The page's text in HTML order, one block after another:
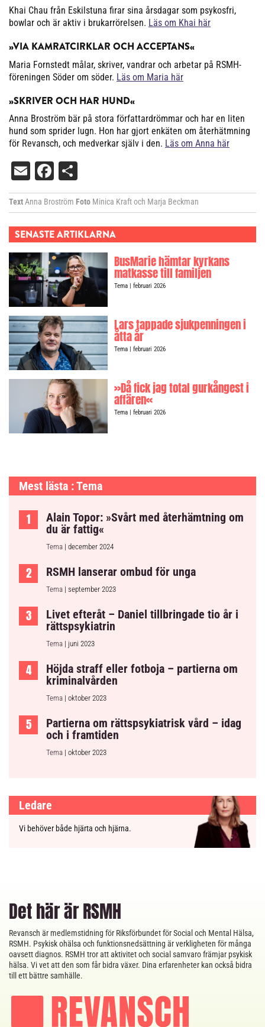
Khai Chau från Eskilstuna firar sina årsdagar som psykosfri,
bowlar och är aktiv i brukarrörelsen. Läs om Khai här
»VIA KAMRATCIRKLAR OCH ACCEPTANS«
Maria Fornstedt målar, skriver, vandrar och arbetar på RSMH-
föreningen Söder om söder. Läs om Maria här
»SKRIVER OCH HAR HUND«
Anna Broström bär på stora författardrömmar och har en liten
hund som sprider lugn. Hon har gjort enkäten om återhätmning
för Revansch, och medverkar själv i den. Läs om Anna här
EmailFacebook
TextAnna Broström Foto Minica Kraft och Marja Beckman
SENASTE ARTIKLARNA
BusMarie hämtar kyrkans
matkasse till familjen
Tema| februari 2026
Lars tappade sjukpenningen i
åtta år
Tema| februari 2026
»Då fick jag total gurkångest i
affären«
Tema| februari 2026
Mest lästa : Tema
Alain Topor: »Svårt med återhämtning om
du är fattig«
Tema | december 2024
RSMH lanserar ombud för unga
Tema | september 2023
Livet efteråt – Daniel tillbringade tio år i
rättspsykiatrin
Tema | juni 2023
Höjda straff eller fotboja – partierna om
kriminalvården
Tema | oktober 2023
Partierna om rättspsykiatrisk vård – idag
och i framtiden
Tema | oktober 2023
Ledare
Vi behöver både hjärta och hjärna.
Det här är RSMH
Revansch är medlemstidning för Riksförbundet för Social och Mental Hälsa,
RSMH. Psykisk ohälsa och funktionsnedsättning är verkligheten för många
oavsett diagnos. RSMH tror att aktivitet och social samvaro främjar psykisk
hälsa. Vi vet att den som får bidra växer. Dina erfarenheter kan också bidra
till ett bättre samhälle.